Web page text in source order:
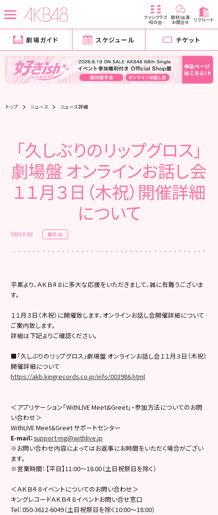
ファンクラブ
-柱の会-
取材/出演
お問合せ リクルート
劇場ガイド スケジュール チケット
トップ ニュース ニュース詳細
「久しぶりのリップグロス」
劇場盤 オンラインお話し会
１１月３日（木祝）開催詳細
について
2022.11.02 握手会
平素より、ＡＫＢ４８に多大な応援をいただきまして、誠に有難うございま
す。
１１月３日（木祝）に開催致します、オンラインお話し会開催詳細について
ご案内致します。
詳細は下記よりご確認ください。
■「久しぶりのリップグロス」劇場盤 オンラインお話し会１１月３日（木祝）
開催詳細について
https://akb.kingrecords.co.jp/info/003986.html
＜アプリケーション「WithLIVE Meet&Greet」・参加方法についてのお問
い合わせ＞
WithLIVE Meet&Greet サポートセンター
E-mail：support-mg@withlive.jp
※お問い合わせ内容によってはお返事にお時間をいただく場合がござい
ます。
※営業時間：【平日】11:00〜18:00（土日祝祭日を除く）
＜ＡＫＢ４８イベントについてのお問い合わせ＞
キングレコードＡＫＢ４８イベントお問い合せ窓口
Tel：050-3612-6049（土日祝祭日を除く10:00〜18:00）